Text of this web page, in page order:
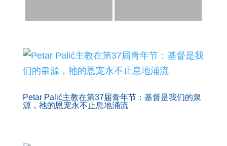
Petar Palić主教在第37届青年节：基督是我们的泉
源，祂的恩宠永不止息地涌流